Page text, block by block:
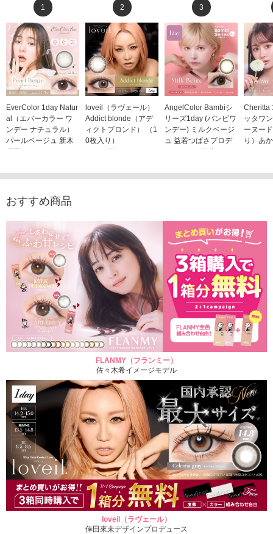
1
EverColor 1day Natur
al（エバーカラー ワ
ンデー ナチュラル）
パールベージュ 新木
優子イメージモデルカ
2,598円(税込)
2
loveil（ラヴェール）
Addict blonde（アデ
ィクトブロンド） （1
0枚入り）
3
AngelColor Bambiシ
リーズ1day (バンビワ
ンデー) ミルクベージ
ュ 益若つばさプロデ
ュース（10枚入り）
Cheritta
ッタワ
ーヌー
り）あ
おすすめ商品
FLANMY（フランミー）
佐々木希イメージモデル
loveil（ラヴェール）
倖田來未デザインプロデュース